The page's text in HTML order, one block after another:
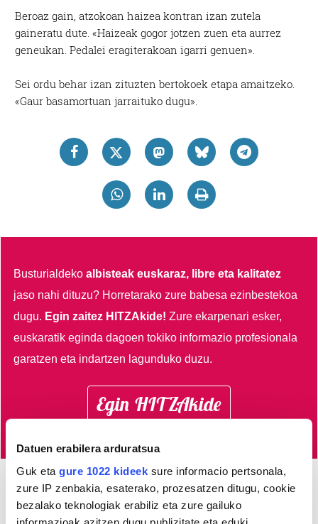
Datuen erabilera arduratsua
Guk eta gure 1022 kideek sure informacio pertsonala,
zure IP zenbakia, esaterako, prozesatzen ditugu, cookie
bezalako teknologiak erabiliz eta zure gailuko
Beroaz gain, atzokoan haizea kontran izan zutela
gaineratu dute. «Haizeak gogor jotzen zuen eta aurrez
geneukan. Pedalei eragiterakoan igarri genuen».
Sei ordu behar izan zituzten bertokoek etapa amaitzeko.
«Gaur basamortuan jarraituko dugu».
Busturialdekoalbisteak euskaraz, libre eta kalitatez
jaso nahi dituzu? Horretarako zure babesa ezinbestekoa
dugu. Egin zaitez HITZAkide!Zure ekarpenari esker,
euskaratik eginda dagoen tokiko informazio profesionala
garatzen eta indartzen lagunduko duzu.
Egin HITZAkide
AGENDA